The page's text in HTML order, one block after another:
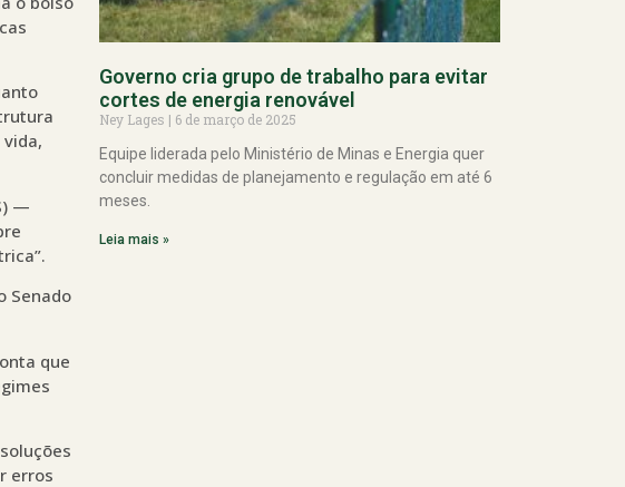
—
Senado
que
erros
Governo cria grupo de trabalho para evitar
cortes de energia renovável
Ney Lages
6 de março de 2025
Equipe liderada pelo Ministério de Minas e Energia quer
concluir medidas de planejamento e regulação em até 6
meses.
Leia mais »